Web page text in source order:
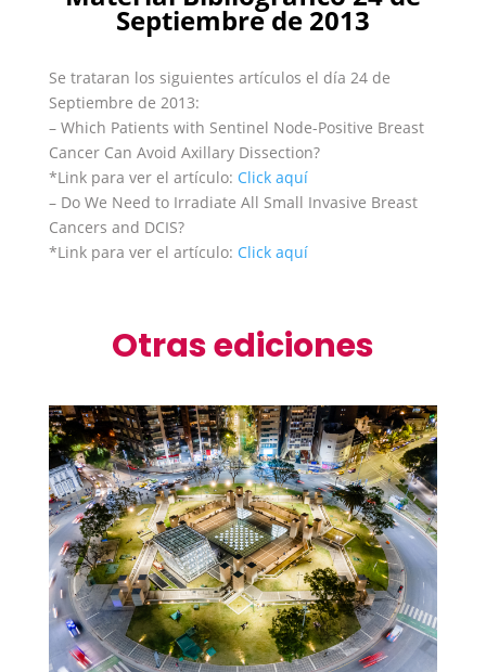
Septiembre de 2013
Se trataran los siguientes artículos el día 24 de
Septiembre de 2013:
– Which Patients with Sentinel Node-Positive Breast
Cancer Can Avoid Axillary Dissection?
*Link para ver el artículo: Click aquí
– Do We Need to Irradiate All Small Invasive Breast
Cancers and DCIS?
*Link para ver el artículo: Click aquí
Otras ediciones